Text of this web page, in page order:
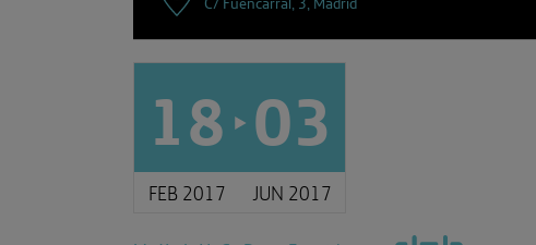
18
FEB 2017
03
JUN 2017